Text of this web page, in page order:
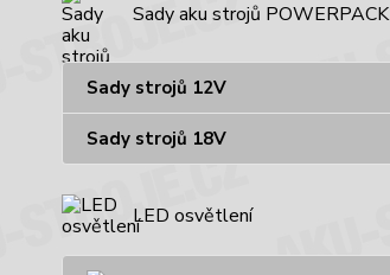
Sady aku strojů POWERPACK
Sady strojů 12V
Sady strojů 18V
LED osvětlení